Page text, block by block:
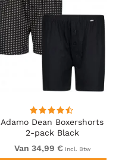
Adamo Dean Boxershorts
2-pack Black
Van 34,99 € Incl. Btw